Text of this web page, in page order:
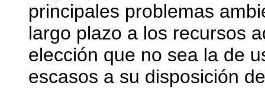
principales problemas
largo plazo a los recursos
elección que no sea la de
escasos a su disposición